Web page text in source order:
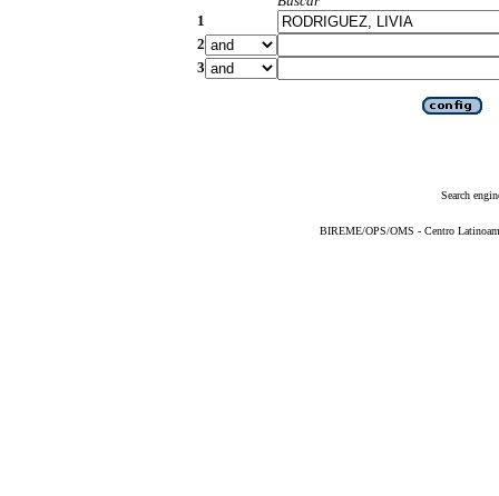
1
2
3
Search
BIREME/OPS/OMS - Centro